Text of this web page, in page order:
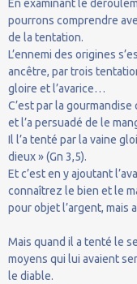
En examinant le
pourrons comprendre
de la tentation.
L’ennemi des origines
ancêtre, par trois
gloire et l’avarice…
C’est par la
et l’a persuadé de le
Il l’a tenté par la vaine
dieux » (Gn 3,5).
Et c’est en y ajoutant
connaîtrez le bien et le
pour objet l’argent,
Mais quand il a tenté le
moyens qui lui avaient
le diable.